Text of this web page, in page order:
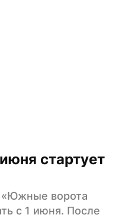
стартует
ворота
с 1 июня. После